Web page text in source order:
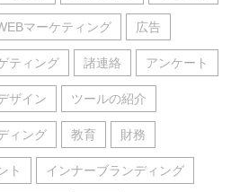
マーケティング 広告
ティング 諸連絡 アンケート
ザイン ツールの紹介
ィング 教育 財務
ト インナーブランディング